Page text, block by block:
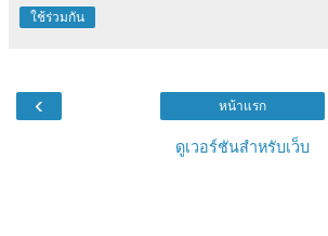
ใช้ร่วมกัน
‹ หน้าแรก
ดูเวอร์ชันสำหรับเว็บ